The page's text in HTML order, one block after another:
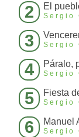
2 El
Sergio
3 Sergio
4 Páralo,
Sergio
5 Fiesta
Sergio
6 Manuel
Sergio